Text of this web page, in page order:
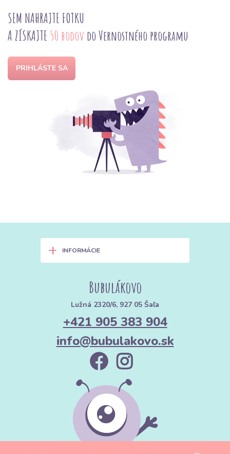
SEM NAHRAJTE FOTKU
A ZÍSKAJTE 50 bodov do Vernostného programu
PRIHLÁSTE SA
+ INFORMÁCIE
Bubulákovo
Lužná 2320/6, 927 05 Šaľa
+421 905 383 904
info@bubulakovo.sk